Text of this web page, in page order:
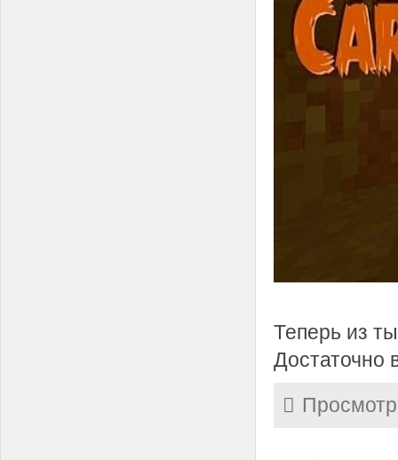
Теперь из
Достаточно